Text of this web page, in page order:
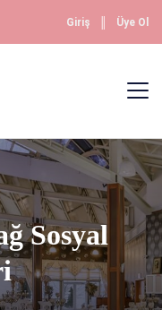
Giriş Üye Ol
Sosyal